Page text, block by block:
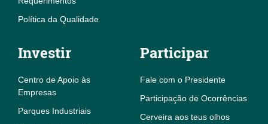
Política da Qualidade
Investir
Centro de Apoio às
Empresas
Parques Industriais
Participar
Fale com o Presidente
Participação de Ocorrências
Cerveira aos teus olhos